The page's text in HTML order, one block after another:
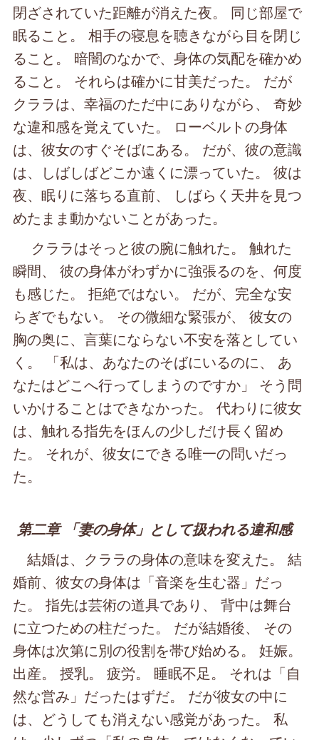
閉ざされていた距離が消えた夜。 同じ部屋で
眠ること。 相手の寝息を聴きながら目を閉じ
ること。 暗闇のなかで、身体の気配を確かめ
ること。 それらは確かに甘美だった。 だが
クララは、幸福のただ中にありながら、 奇妙
な違和感を覚えていた。 ローベルトの身体
は、彼女のすぐそばにある。 だが、彼の意識
は、しばしばどこか遠くに漂っていた。 彼は
夜、眠りに落ちる直前、 しばらく天井を見つ
めたまま動かないことがあった。
クララはそっと彼の腕に触れた。 触れた
瞬間、 彼の身体がわずかに強張るのを、何度
も感じた。 拒絶ではない。 だが、完全な安
らぎでもない。 その微細な緊張が、 彼女の
胸の奥に、言葉にならない不安を落としてい
く。 「私は、あなたのそばにいるのに、 あ
なたはどこへ行ってしまうのですか」 そう問
いかけることはできなかった。 代わりに彼女
は、触れる指先をほんの少しだけ長く留め
た。 それが、彼女にできる唯一の問いだっ
た。
第二章 「妻の身体」として扱われる違和感
結婚は、クララの身体の意味を変えた。 結
婚前、彼女の身体は「音楽を生む器」だっ
た。 指先は芸術の道具であり、 背中は舞台
に立つための柱だった。 だが結婚後、 その
身体は次第に別の役割を帯び始める。 妊娠。
出産。 授乳。 疲労。 睡眠不足。 それは「自
然な営み」だったはずだ。 だが彼女の中に
は、どうしても消えない感覚があった。 私